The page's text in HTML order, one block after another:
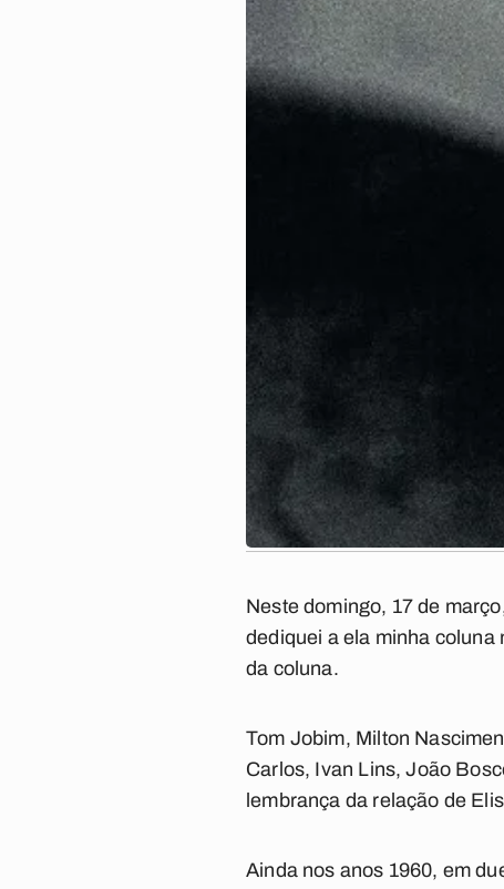
Neste domingo, 17 de
dediquei a ela minha
da coluna.
Tom Jobim, Milton
Carlos, Ivan Lins, João
lembrança da relação de
Ainda nos anos 1960, em